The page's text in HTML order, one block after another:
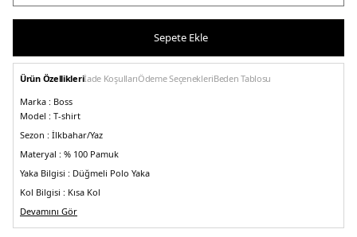
Sepete Ekle
Ürün Özellikleriİade KoşullarıÖdeme SeçenekleriBeden Tablosu
Marka : Boss
Model : T-shirt
Sezon : İlkbahar/Yaz
Materyal : % 100 Pamuk
Yaka Bilgisi : Düğmeli Polo Yaka
Kol Bilgisi : Kısa Kol
Kalıp Bilgisi :Regular Fit
Manken Ölçüsü :Kilo : 86 kg / Boy : 1.89 cm / Göğüs : 101 cm / Bel : 83 cm /
Devamını Gör